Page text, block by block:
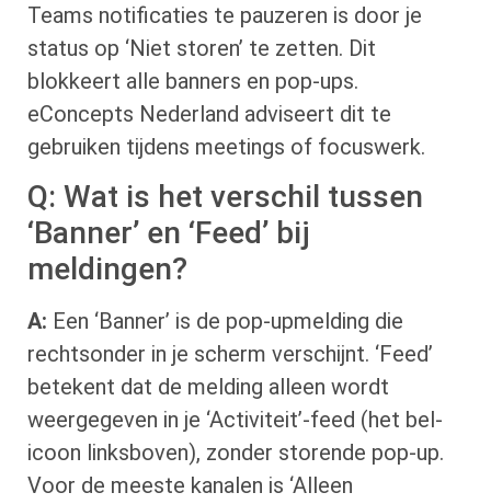
Teams notificaties te pauzeren is door je
status op ‘Niet storen’ te zetten. Dit
blokkeert alle banners en pop-ups.
eConcepts Nederland adviseert dit te
gebruiken tijdens meetings of focuswerk.
Q: Wat is het verschil tussen
‘Banner’ en ‘Feed’ bij
meldingen?
A: Een ‘Banner’ is de pop-upmelding die
rechtsonder in je scherm verschijnt. ‘Feed’
betekent dat de melding alleen wordt
weergegeven in je ‘Activiteit’-feed (het bel-
icoon linksboven), zonder storende pop-up.
Voor de meeste kanalen is ‘Alleen